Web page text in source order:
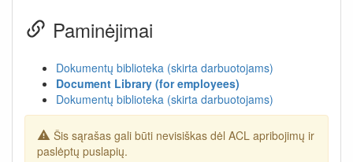
Paminėjimai
Dokumentų biblioteka (skirta darbuotojams)
Document Library (for employees)
Dokumentų biblioteka (skirta darbuotojams)
Šis sąrašas gali būti nevisiškas dėl ACL apribojimų ir
paslėptų puslapių.